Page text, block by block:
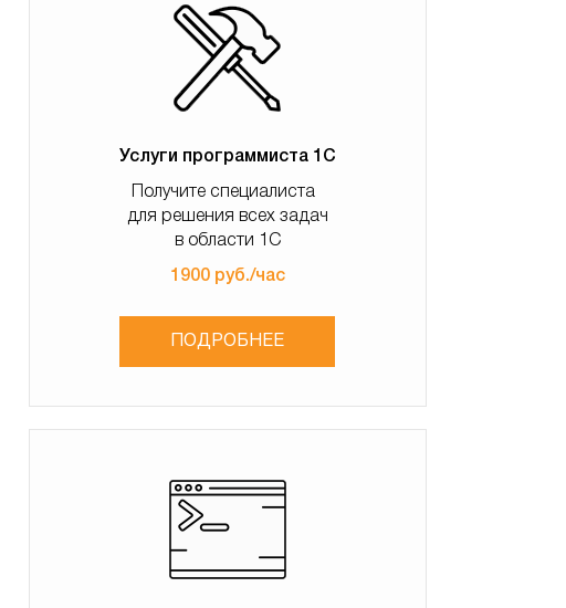
Услуги программиста 1С
Получите специалиста
для решения всех задач
в области 1С
1900 руб./час
ПОДРОБНЕЕ